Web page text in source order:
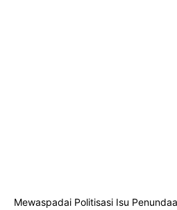
Mewaspadai Politisasi Isu